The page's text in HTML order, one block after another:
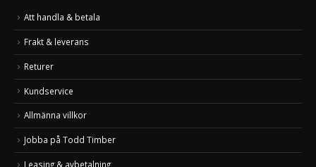
Att handla & betala
Frakt & leverans
Returer
Kundservice
Allmänna villkor
Jobba på Todd Timber
Leasing & avbetalning